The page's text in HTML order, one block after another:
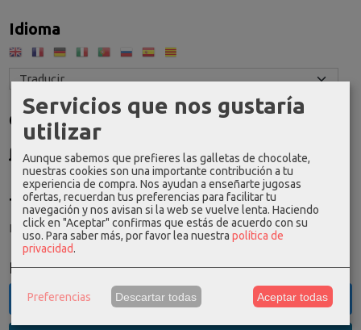
Idioma
Costes de Envío
GRATIS *
Consultar Destinos
Tu Carrito (0)
El carrito de la compra está vacío
Redes Sociales
Twitter
Servicios que nos gustaría
utilizar
Aunque sabemos que prefieres las galletas de chocolate,
nuestras cookies son una importante contribución a tu
experiencia de compra. Nos ayudan a enseñarte jugosas
ofertas, recuerdan tus preferencias para facilitar tu
navegación y nos avisan si la web se vuelve lenta. Haciendo
click en "Aceptar" confirmas que estás de acuerdo con su
uso. Para saber más, por favor lea nuestra política de
privacidad.
Preferencias Descartar todas Aceptar todas